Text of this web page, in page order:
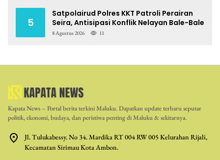
5
Satpolairud Polres KKT Patroli Perairan
Seira, Antisipasi Konflik Nelayan Bale-Bale
8 Agustus 2026 11
Kapata News – Portal berita terkini Maluku. Dapatkan update terbaru seputar
politik, ekonomi, budaya, dan peristiwa penting di Maluku & sekitarnya.
Jl. Tulukabessy. No 34. Mardika RT 004 RW 005 Kelurahan Rijali,
Kecamatan Sirimau Kota Ambon.